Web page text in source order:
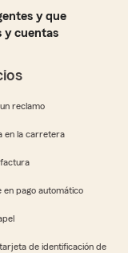
y que
y cuentas
reclamo
en la carretera
factura
en pago automático
de identificación de